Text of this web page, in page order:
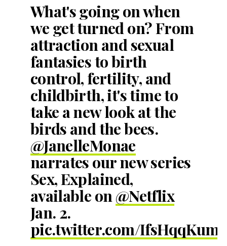
What's going on when
we get turned on? From
attraction and sexual
fantasies to birth
control, fertility, and
childbirth, it's time to
take a new look at the
birds and the bees.
@JanelleMonae
narrates our new series
Sex, Explained,
available on @Netflix
Jan. 2.
pic.twitter.com/IfsHqqKum8